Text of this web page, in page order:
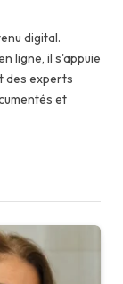
digital.
ligne, il s'appuie
des experts
et